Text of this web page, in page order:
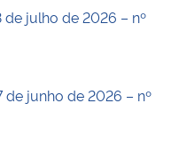
julho de 2026 – nº
junho de 2026 – nº